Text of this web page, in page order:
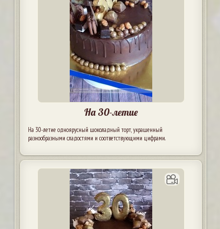
На 30-летие
На 30-летие одноярусный шоколадный торт, украшенный
разнообразными сладостями и соответствующими цифрами.